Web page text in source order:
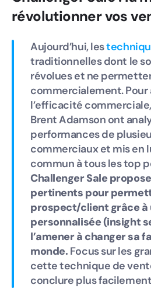
révolutionner vos
Aujourd’hui, les
traditionnelles dont le
révolues et ne
commercialement.
l’efficacité
Brent Adamson ont
performances de
commerciaux et mis en
commun à tous les top
Challenger Sale
pertinents pour
prospect/client grâce à
personnalisée (insight
l’amener à changer sa
monde. Focus sur les
cette technique de
conclure plus